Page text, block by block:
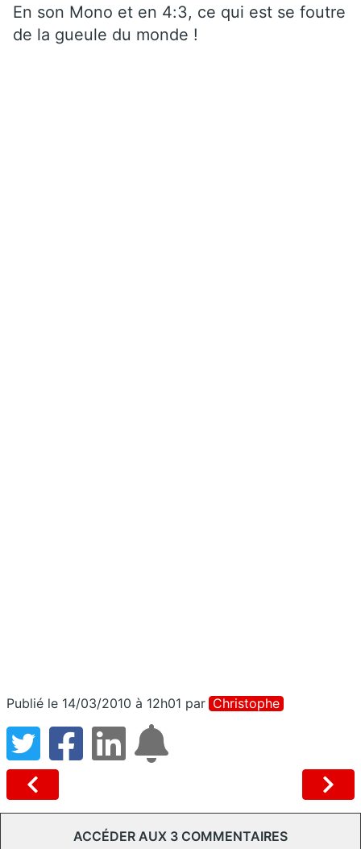
En son Mono et en 4:3, ce qui est se foutre
de la gueule du monde !
Publié le 14/03/2010 à 12h01 par Christophe
ACCÉDER AUX 3 COMMENTAIRES